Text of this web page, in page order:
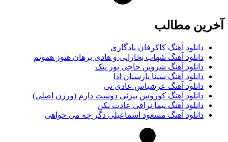
آخرین مطالب
دانلود آهنگ کاکرفان یادگاری
دانلود آهنگ شهاب بخارایی و هادی برهان هنوز همونم
دانلود آهنگ شروین حاجی پور پتک
دانلود آهنگ سینا پارسیان ادا
دانلود آهنگ عرشیاس عادی نی
دانلود آهنگ کوروش بیژنی دوست دارم (ورژن اصلی)
دانلود آهنگ نیما نراقی عادت نکن
دانلود آهنگ مسعود اسماعیلی دگر چه می خواهی